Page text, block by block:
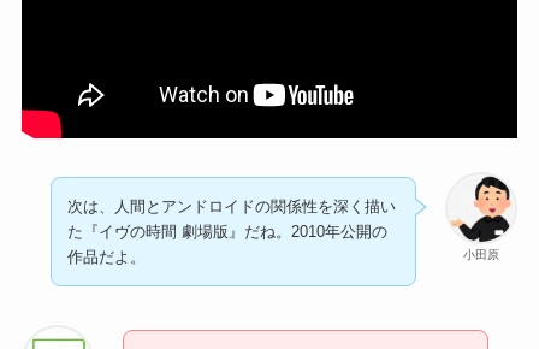
小田原
次は、人間とアンドロイドの関係性を深く描い
た『イヴの時間 劇場版』だね。2010年公開の
作品だよ。